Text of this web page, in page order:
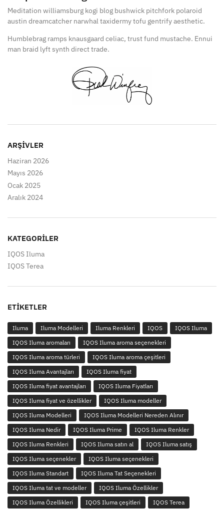
Meditation williamsburg kogi blog bushwick pitchfork polaroid
austin dreamcatcher narwhal taxidermy tofu gentrify aesthetic.
Humblebrag ramps knausgaard celiac, trust fund mustache. Ennui
man braid lyft synth direct trade.
ARŞIVLER
Haziran 2026
Mayıs 2026
Ocak 2025
Aralık 2024
KATEGORILER
IQOS Iluma
IQOS Terea
ETIKETLER
Iluma Iluma Modelleri Iluma Renkleri IQOS
IQOS Iluma
IQOS Iluma aromaları
IQOS Iluma aroma seçenekleri
IQOS Iluma aroma türleri
IQOS Iluma aroma çeşitleri
IQOS Iluma Avantajları
IQOS Iluma fiyat
IQOS Iluma fiyat avantajları
IQOS Iluma Fiyatları
IQOS Iluma fiyat ve özellikler
IQOS Iluma modeller
IQOS Iluma Modelleri
IQOS Iluma Modelleri Nereden Alınır
IQOS Iluma Nedir
IQOS Iluma Prime
IQOS Iluma Renkler
IQOS Iluma Renkleri
IQOS Iluma satın al
IQOS Iluma satış
IQOS Iluma seçenekler
IQOS Iluma seçenekleri
IQOS Iluma Standart
IQOS Iluma Tat Seçenekleri
IQOS Iluma tat ve modeller
IQOS Iluma Özellikler
IQOS Iluma Özellikleri
IQOS Iluma çeşitleri
IQOS Terea